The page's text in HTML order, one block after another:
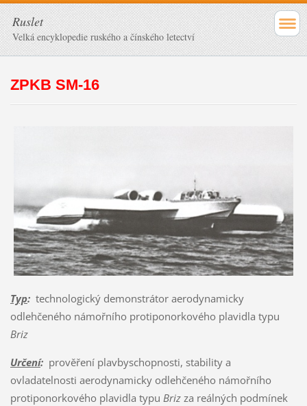
Ruslet
Velká encyklopedie ruského a čínského letectví
ZPKB SM-16
Typ:technologický demonstrátor aerodynamicky
odlehčeného námořního protiponorkového plavidla typu
Briz
Určení:prověření plavbyschopnosti, stability a
ovladatelnosti aerodynamicky odlehčeného námořního
protiponorkového plavidla typu Brizza reálných podmínek